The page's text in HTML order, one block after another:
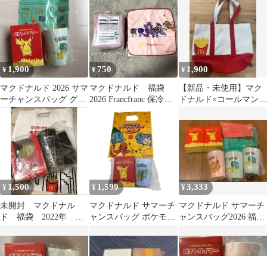
¥ 1,900
マクドナルド 2026 サマ
ーチャンスバッグ グッ
ズセット ポケモン
¥750
マクドナルド 福袋
2026 Francfranc 保冷バ
ッグ ピンク タオル
¥ 1,900
【新品・未使用】マク
ドナルド×コールマン
ット
¥ 1,500
未開封 マクドナル
ド 福袋 2022年 グ
¥ 1,599
マクドナルド サマーチ
ャンスバッグ ポケモン
み3点
¥3,333
マクドナルド サマーチ
ャンスバッグ2026 福袋